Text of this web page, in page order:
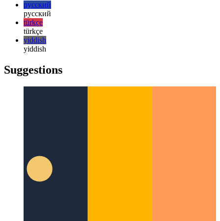
日本語
한국어
한국어
русский
русский
türkçe
yiddish